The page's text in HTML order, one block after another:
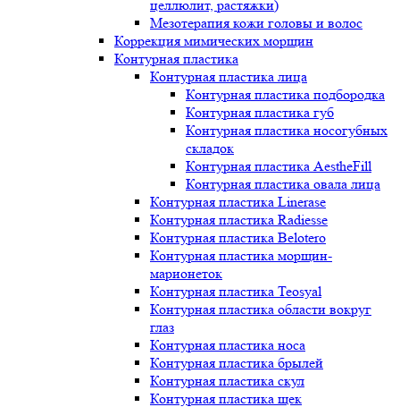
целлюлит, растяжки)
Мезотерапия кожи головы и волос
Коррекция мимических морщин
Контурная пластика
Контурная пластика лица
Контурная пластика подбородка
Контурная пластика губ
Контурная пластика носогубных
складок
Контурная пластика AestheFill
Контурная пластика овала лица
Контурная пластика Linerase
Контурная пластика Radiesse
Контурная пластика Belotero
Контурная пластика морщин-
марионеток
Контурная пластика Teosyal
Контурная пластика области вокруг
глаз
Контурная пластика носа
Контурная пластика брылей
Контурная пластика скул
Контурная пластика щек